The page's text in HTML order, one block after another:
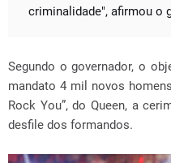
criminalidade", afirmou o
Segundo o governador, o
mandato 4 mil novos
Rock You”, do Queen, a
desfile dos formandos.